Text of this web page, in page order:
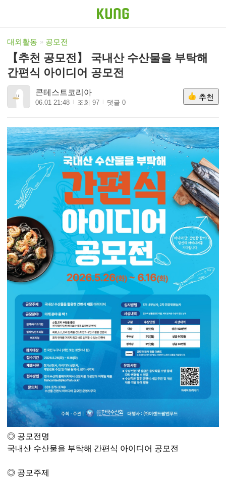
대외활동 공모전
【추천 공모전】 국내산 수산물을 부탁해
간편식 아이디어 공모전
콘테스트코리아
06.01 21:48 조회 97 댓글 0
추천
◎ 공모전명
국내산 수산물을 부탁해 간편식 아이디어 공모전
◎ 공모주제